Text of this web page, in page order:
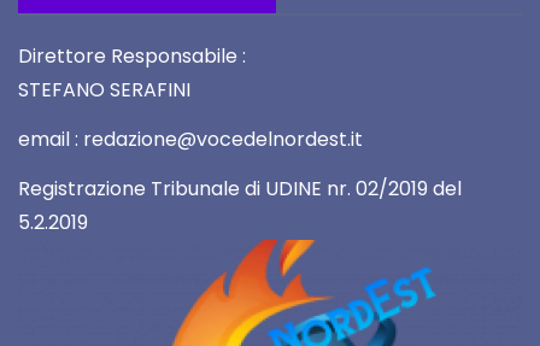
Direttore Responsabile :
STEFANO SERAFINI
email : redazione@vocedelnordest.it
Registrazione Tribunale di UDINE nr. 02/2019 del
5.2.2019